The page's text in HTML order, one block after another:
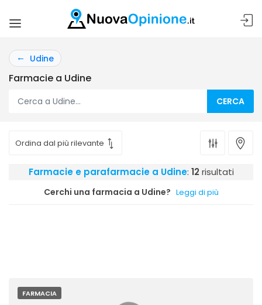
Udine
Farmacie a Udine
CERCA
Farmacie e parafarmacie a Udine: 12risultati
Cerchi una farmacia a Udine? Leggi di più
FARMACIA